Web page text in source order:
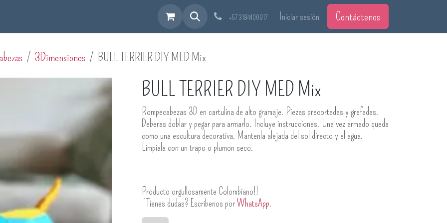
+57 3184400917 Iniciar sesión Contáctenos
3Dimensiones BULL TERRIER DIY MED Mix
BULL TERRIER DIY MED Mix
Rompecabezas 3D en cartulina de alto gramaje. Piezas precortadas y grafadas.
Deberas doblar y pegar para armarlo. Incluye instrucciones. Una vez armado queda
como una escultura decorativa. Mantenla alejada del sol directo y el agua.
Limpiala con un trapo o plumon seco.
Producto orgullosamente Colombiano!!
¿Tienes dudas? Escríbenos porWhatsApp.